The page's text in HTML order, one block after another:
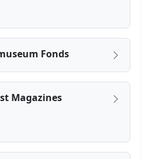
Fonds
Magazines